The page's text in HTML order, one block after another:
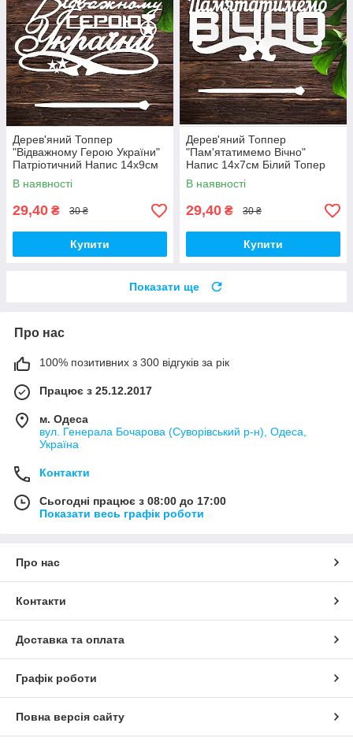
Дерев'яний Топпер
"Відважному Герою України"
Патріотичний Напис 14х9см
Білий Топер для Торта, у
Букет Квіти Фігурка Захиснику
В наявності
29,40 ₴ 30 ₴
Купити
Дерев'яний Топпер
"Пам'ятатимемо Вічно"
Напис 14х7см Білий Топер
для Торта, у Букет Квіти
Фігурка Захиснику Назавжди
в Серцях
В наявності
29,40 ₴ 30 ₴
Купити
Показати ще
Про нас
100% позитивних з 300 відгуків за рік
Працює з 25.12.2017
м. Одеса
вул. Генерала Бочарова (Суворівський р-н), Одеса,
Україна
Контакти
Сьогодні працює з 08:00 до 17:00
Показати весь графік роботи
Про нас
Контакти
Доставка та оплата
Графік роботи
Повна версія сайту